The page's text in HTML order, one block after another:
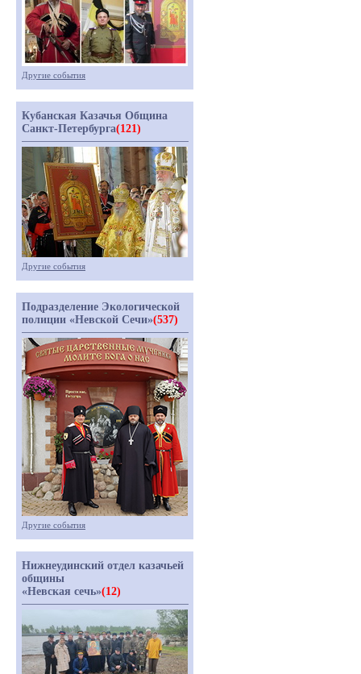
Другие события
Кубанская Казачья Община
Санкт-Петербурга(121)
Другие события
Подразделение Экологической
полиции «Невской Сечи»(537)
Другие события
Нижнеудинский отдел казачьей
общины
«Невская сечь»(12)